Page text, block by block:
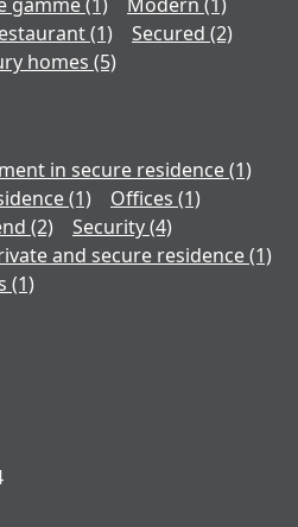
(1) Secured (2)
homes (5)
in secure residence(1)
(1) Offices (1)
(2) Security(4)
and secure residence(1)
(1)